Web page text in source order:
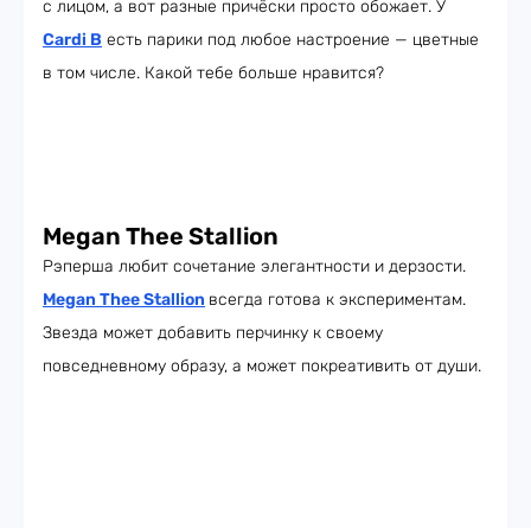
с лицом, а вот разные причёски просто обожает. У
Cardi B есть парики под любое настроение — цветные
в том числе. Какой тебе больше нравится?
Megan Thee Stallion
Рэперша любит сочетание элегантности и дерзости.
Megan Thee Stallion всегда готова к экспериментам.
Звезда может добавить перчинку к своему
повседневному образу, а может покреативить от души.